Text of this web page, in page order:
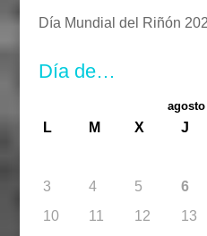
Día Mundial del Riñón
Día de…
agosto
L M X J
3
4 5 6
10
11 12 13